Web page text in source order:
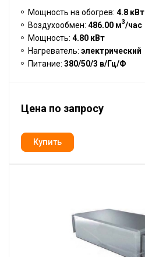
Мощность на обогрев: 4.8 кВт
Воздухообмен: 486.00 м3/час
Мощность: 4.80 кВт
Нагреватель: электрический
Питание: 380/50/3 в/Гц/Ф
Цена по запросу